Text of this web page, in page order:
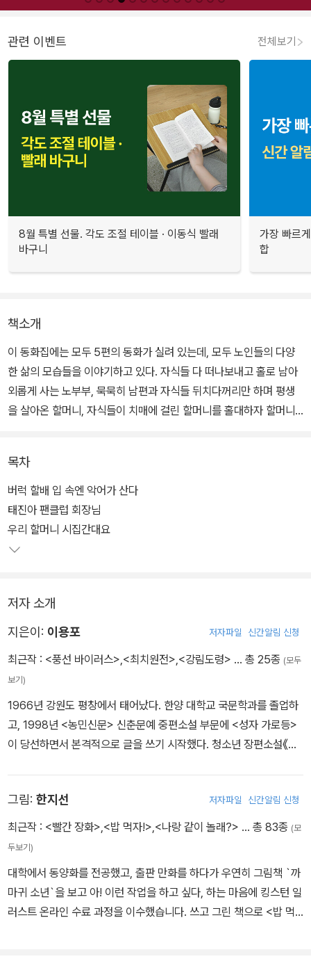
관련 이벤트 전체보기
8월 특별 선물. 각도 조절 테이블 · 이동식 빨래
바구니
가장 빠르
합
책소개
이 동화집에는 모두 5편의 동화가 실려 있는데, 모두 노인들의 다양
한 삶의 모습들을 이야기하고 있다. 자식들 다 떠나보내고 홀로 남아
외롭게 사는 노부부, 묵묵히 남편과 자식들 뒤치다꺼리만 하며 평생
을 살아온 할머니, 자식들이 치매에 걸린 할머니를 홀대하자 할머니
우리는 할아버지와 할머니들의 소중한 지혜를 낡았다는 이유로 너무
나 가볍게 여기고 무시한다. 심지어 아무짝에도 쓸모 없는 퇴물 취급
을 하기도 한다. 실제로 오늘날 많은 할아버지와 할머니들은 눈에 띄
지 않는 곳에 방치되고 있다. 그런데 작가는 우리가 구석에 꼭꼭 숨겨
입말을 맛깔스럽게 잘 살리고 있으며, 아이들의 재미있는 상상을 흥
의 정과 할아버지 할머니의 사랑이 듬뿍 담겨 있다는 것이다. 그분들
의 마음을 따뜻하게 감싸고 있는 이 동화집을 읽으면서 우리 할아버
지와 할머니를 다시 한 번 생각할 수 있을 것이다.
목차
버럭 할배 입 속엔 악어가 산다
태진아 팬클럽 회장님
우리 할머니 시집간대요
저자 소개
지은이: 이용포 저자파일 신간알림 신청
최근작 : <풍선 바이러스>,<최치원전>,<강림도령> … 총 25종 (모두
보기)
1966년 강원도 평창에서 태어났다. 한양 대학교 국문학과를 졸업하
고, 1998년 <농민신문> 신춘문예 중편소설 부문에 <성자 가로등>
이 당선하면서 본격적으로 글을 쓰기 시작했다. 청소년 장편소설《느
야기《무위당 장일순》 들이 있다.
그림: 한지선 저자파일 신간알림 신청
최근작 : <빨간 장화>,<밥 먹자!>,<나랑 같이 놀래?> … 총 83종 (모
두보기)
대학에서 동양화를 전공했고, 출판 만화를 하다가 우연히 그림책 `까
마귀 소년`을 보고 아! 이런 작업을 하고 싶다, 하는 마음에 킹스턴 일
러스트 온라인 수료 과정을 이수했습니다. 쓰고 그린 책으로 <밥 먹